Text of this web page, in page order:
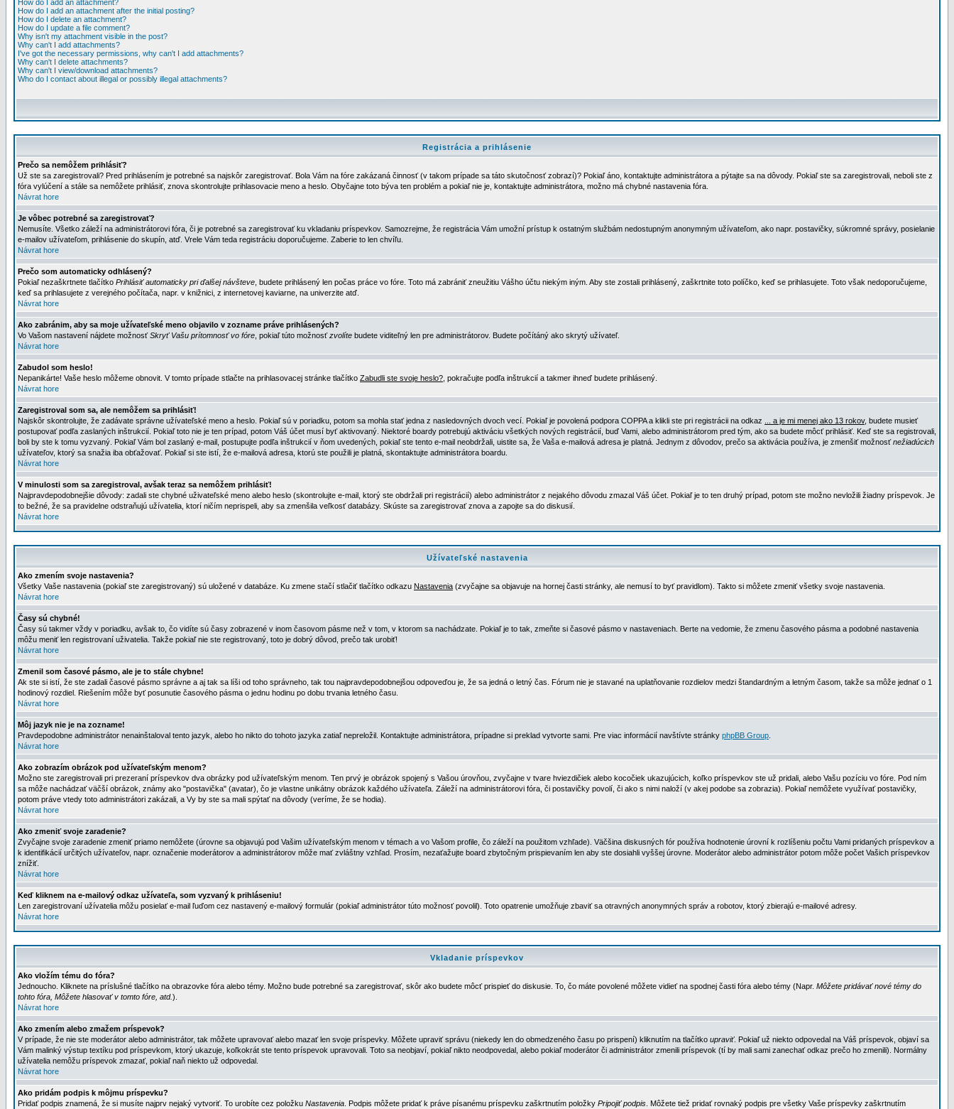
How do I add an attachment?
How do I add an attachment after the initial posting?
How do I delete an attachment?
How do I update a file comment?
Why isn't my attachment visible in the post?
Why can't I add attachments?
I've got the necessary permissions, why can't I add attachments?
Why can't I delete attachments?
Why can't I view/download attachments?
Who do I contact about illegal or possibly illegal attachments?
Registrácia a prihlásenie
Prečo sa nemôžem prihlásiť?
Už ste sa zaregistrovali? Pred prihlásením je potrebné sa najskôr zaregistrovať. Bola Vám na fóre zakázaná činnosť (v takom prípade sa táto skutočnosť zobrazí)? Pokiaľ áno, kontaktujte administrátora a pýtajte sa na dôvody. Pokiaľ ste sa zaregistrovali, neboli ste z
fóra vylúčení a stále sa nemôžete prihlásiť, znova skontrolujte prihlasovacie meno a heslo. Obyčajne toto býva ten problém a pokiaľ nie je, kontaktujte administrátora, možno má chybné nastavenia fóra.
Návrat hore
Je vôbec potrebné sa zaregistrovať?
Nemusíte. Všetko záleží na administrátorovi fóra, či je potrebné sa zaregistrovať ku vkladaniu príspevkov. Samozrejme, že registrácia Vám umožní prístup k ostatným službám nedostupným anonymným užívateľom, ako napr. postavičky, súkromné správy, posielanie
e-mailov užívateľom, prihlásenie do skupín, atď. Vrele Vám teda registráciu doporučujeme. Zaberie to len chvíľu.
Návrat hore
Prečo som automaticky odhlásený?
Pokiaľ nezaškrtnete tlačítko Prihlásiť automaticky pri ďalšej návšteve , budete prihlásený len počas práce vo fóre. Toto má zabrániť zneužitiu Vášho účtu niekým iným. Aby ste zostali prihlásený, zaškrtnite toto políčko, keď se prihlasujete. Toto však nedoporučujeme,
keď sa prihlasujete z verejného počítača, napr. v knižnici, z internetovej kaviarne, na univerzite atď.
Návrat hore
Ako zabránim, aby sa moje užívateľské meno objavilo v zozname práve prihlásených?
Vo Vašom nastavení nájdete možnosťSkryť Vašu prítomnosť vo fóre , pokiaľ túto možnosťzvolíte budete viditeľný len pre administrátorov. Budete počítáný ako skrytý užívateľ.
Návrat hore
Zabudol som heslo!
Nepanikárte! Vaše heslo môžeme obnovit. V tomto prípade stlačte na prihlasovacej stránke tlačítko Zabudli ste svoje heslo? , pokračujte podľa inštrukcií a takmer ihneď budete prihlásený.
Návrat hore
Zaregistroval som sa, ale nemôžem sa prihlásiť!
Najskôr skontrolujte, že zadávate správne užívateľské meno a heslo. Pokiaľ sú v poriadku, potom sa mohla stať jedna z nasledovných dvoch vecí. Pokiaľ je povolená podpora COPPA a klikli ste pri registrácii na odkaz
... a je mi menej ako 13 rokov, budete musieť
postupovať podľa zaslaných inštrukcií. Pokiaľ toto nie je ten prípad, potom Váš účet musí byť aktivovaný. Niektoré boardy potrebujú aktiváciu všetkých nových registrácií, buď Vami, alebo administrátorom pred tým, ako sa budete môcť prihlásiť. Keď ste sa registrovali,
boli by ste k tomu vyzvaný. Pokiaľ Vám bol zaslaný e-mail, postupujte podľa inštrukcií v ňom uvedených, pokiaľ ste tento e-mail neobdržali, uistite sa, že Vaša e-mailová adresa je platná. Jednym z dôvodov, prečo sa aktivácia používa, je zmenšiť možnosťnežiadúcich
užívateľov, ktorý sa snažia iba obťažovať. Pokiaľ si ste istí, že e-mailová adresa, ktorú ste použili je platná, skontaktujte administrátora boardu.
Návrat hore
V minulosti som sa zaregistroval, avšak teraz sa nemôžem prihlásiť!
Najpravdepodobnejšie dôvody: zadali ste chybné uživateľské meno alebo heslo (skontrolujte e-mail, ktorý ste obdržali pri registrácií) alebo administrátor z nejakého dôvodu zmazal Váš účet. Pokiaľ je to ten druhý prípad, potom ste možno nevložili žiadny príspevok. Je
to bežné, že sa pravidelne odstraňujú užívatelia, ktorí ničím neprispeli, aby sa zmenšila veľkosť databázy. Skúste sa zaregistrovať znova a zapojte sa do diskusií.
Návrat hore
Užívateľské nastavenia
Ako zmením svoje nastavenia?
Všetky Vaše nastavenia (pokiaľ ste zaregistrovaný) sú uložené v databáze. Ku zmene stačí stlačiť tlačítko odkazu Nastavenia (zvyčajne sa objavuje na hornej časti stránky, ale nemusí to byť pravidlom). Takto si môžete zmeniť všetky svoje nastavenia.
Návrat hore
Časy sú chybné!
Časy sú takmer vždy v poriadku, avšak to, čo vidíte sú časy zobrazené v inom časovom pásme než v tom, v ktorom sa nachádzate. Pokiaľ je to tak, zmeňte si časové pásmo v nastaveniach. Berte na vedomie, že zmenu časového pásma a podobné nastavenia
môžu meniť len registrovaní uživatelia. Takže pokiaľ nie ste registrovaný, toto je dobrý dôvod, prečo tak urobiť!
Návrat hore
Zmenil som časové pásmo, ale je to stále chybne!
Ak ste si istí, že ste zadali časové pásmo správne a aj tak sa líši od toho správneho, tak tou najpravdepodobnejšou odpoveďou je, že sa jedná o letný čas. Fórum nie je stavané na uplatňovanie rozdielov medzi štandardným a letným časom, takže sa môže jednať o 1
hodinový rozdiel. Riešením môže byť posunutie časového pásma o jednu hodinu po dobu trvania letného času.
Návrat hore
Môj jazyk nie je na zozname!
Pravdepodobne administrátor nenainštaloval tento jazyk, alebo ho nikto do tohoto jazyka zatiaľ nepreložil. Kontaktujte administrátora, prípadne si preklad vytvorte sami. Pre viac informácií navštívte stránky phpBB Group
Návrat hore
Ako zobrazím obrázok pod užívateľským menom?
Možno ste zaregistrovali pri prezeraní príspevkov dva obrázky pod užívateľským menom. Ten prvý je obrázok spojený s Vašou úrovňou, zvyčajne v tvare hviezdičiek alebo kocočiek ukazujúcich, koľko príspevkov ste už pridali, alebo Vašu pozíciu vo fóre. Pod ním
sa môže nachádzať väčší obrázok, známy ako "postavička" (avatar), čo je vlastne unikátny obrázok každého užívateľa. Záleží na administrátorovi fóra, či postavičky povolí, či ako s nimi naloží (v akej podobe sa zobrazia). Pokiaľ nemôžete využívať postavičky,
potom práve vtedy toto administrátori zakázali, a Vy by ste sa mali spýtať na dôvody (veríme, že se hodia).
Návrat hore
Ako zmeniť svoje zaradenie?
Zvyčajne svoje zaradenie zmeniť priamo nemôžete (úrovne sa objavujú pod Vašim užívateľským menom v témach a vo Vašom profile, čo záleží na použitom vzhľade). Väčšina diskusných fór používa hodnotenie úrovní k rozlíšeniu počtu Vami pridaných príspevkov a
k identifikácií určitých užívateľov, napr. označenie moderátorov a administrátorov môže mať zvláštny vzhľad. Prosím, nezaťažujte board zbytočným prispievaním len aby ste dosiahli vyššej úrovne. Moderátor alebo administrátor potom môže počet Vašich príspevkov
znížiť.
Návrat hore
Keď kliknem na e-mailový odkaz užívateľa, som vyzvaný k prihláseniu!
Len zaregistrovaní užívatelia môžu posielať e-mail ľuďom cez nastavený e-mailový formulár (pokiaľ administrátor túto možnosť povolil). Toto opatrenie umožňuje zbaviť sa otravných anonymných správ a robotov, ktorý zbierajú e-mailové adresy.
Návrat hore
Vkladanie príspevkov
Ako vložím tému do fóra?
Jednoucho. Kliknete na príslušné tlačítko na obrazovke fóra alebo témy. Možno bude potrebné sa zaregistrovať, skôr ako budete môcť prispieť do diskusie. To, čo máte povolené môžete vidieť na spodnej časti fóra alebo témy (Napr. Môžete pridávať nové témy do
tohto fóra, Môžete hlasovať v tomto fóre, atd.).
Návrat hore
Ako zmením alebo zmažem príspevok?
V prípade, že nie ste moderátor alebo administrátor, tak môžete upravovať alebo mazať len svoje príspevky. Môžete upraviť správu (niekedy len do obmedzeného času po prispení) kliknutím na tlačítko upraviť. Pokiaľ už niekto odpovedal na Váš príspevok, objaví sa
Vám malinký výstup textíku pod príspevkom, ktorý ukazuje, koľkokrát ste tento príspevok upravovali. Toto sa neobjaví, pokiaľ nikto neodpovedal, alebo pokiaľ moderátor či administrátor zmenili príspevok (tí by mali sami zanechať odkaz prečo ho zmenili). Normálny
užívatelia nemôžu príspevok zmazať, pokiaľ naň niekto už odpovedal.
Návrat hore
Ako pridám podpis k môjmu príspevku?
Pridať podpis znamená, že si musíte najprv nejaký vytvoriť. To urobíte cez položku Nastavenia . Podpis môžete pridať k práve písanému príspevku zaškrtnutím položky Pripojiť podpis . Môžete tiež pridať rovnaký podpis pre všetky Vaše príspevky zaškrtnutím